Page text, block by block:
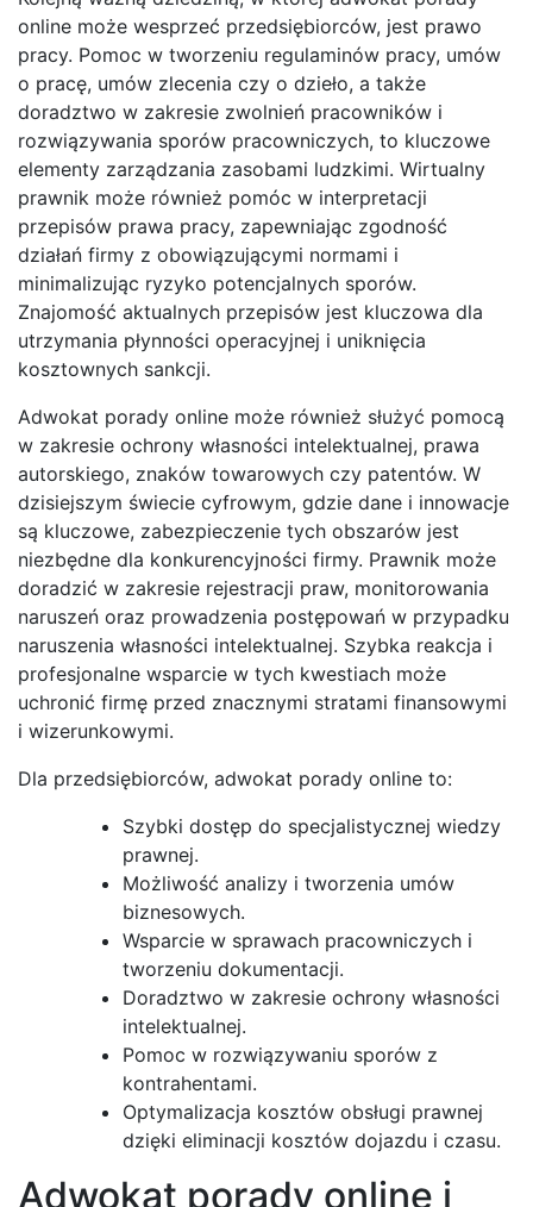
online może wesprzeć przedsiębiorców, jest prawo
pracy. Pomoc w tworzeniu regulaminów pracy, umów
o pracę, umów zlecenia czy o dzieło, a także
doradztwo w zakresie zwolnień pracowników i
rozwiązywania sporów pracowniczych, to kluczowe
elementy zarządzania zasobami ludzkimi. Wirtualny
prawnik może również pomóc w interpretacji
przepisów prawa pracy, zapewniając zgodność
działań firmy z obowiązującymi normami i
minimalizując ryzyko potencjalnych sporów.
Znajomość aktualnych przepisów jest kluczowa dla
utrzymania płynności operacyjnej i uniknięcia
kosztownych sankcji.
Adwokat porady online może również służyć pomocą
w zakresie ochrony własności intelektualnej, prawa
autorskiego, znaków towarowych czy patentów. W
dzisiejszym świecie cyfrowym, gdzie dane i innowacje
są kluczowe, zabezpieczenie tych obszarów jest
niezbędne dla konkurencyjności firmy. Prawnik może
doradzić w zakresie rejestracji praw, monitorowania
naruszeń oraz prowadzenia postępowań w przypadku
naruszenia własności intelektualnej. Szybka reakcja i
profesjonalne wsparcie w tych kwestiach może
uchronić firmę przed znacznymi stratami finansowymi
i wizerunkowymi.
Dla przedsiębiorców, adwokat porady online to:
Szybki dostęp do specjalistycznej wiedzy
prawnej.
Możliwość analizy i tworzenia umów
biznesowych.
Wsparcie w sprawach pracowniczych i
tworzeniu dokumentacji.
Doradztwo w zakresie ochrony własności
intelektualnej.
Pomoc w rozwiązywaniu sporów z
kontrahentami.
Optymalizacja kosztów obsługi prawnej
dzięki eliminacji kosztów dojazdu i czasu.
Adwokat porady online i